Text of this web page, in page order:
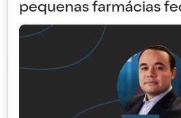
pequenas farmácias